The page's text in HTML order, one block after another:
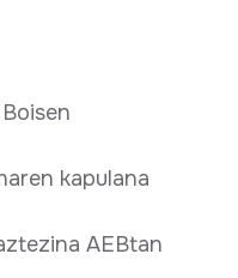
kapulana
AEBtan